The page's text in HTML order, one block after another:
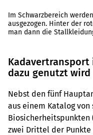
Im Schwarzbereich
ausgezogen. Hinter der
man dann die
Kadavertransport
dazu genutzt wird
Nebst den fünf
aus einem Katalog von
Biosicherheitspunkten
zwei Drittel der